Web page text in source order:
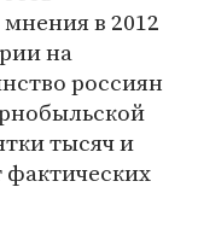
в 2012
на
россиян
тысяч и